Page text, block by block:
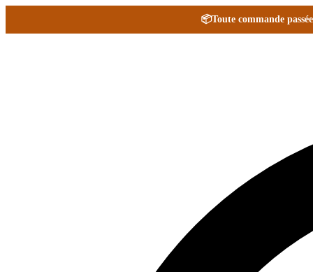
📦Toute commande